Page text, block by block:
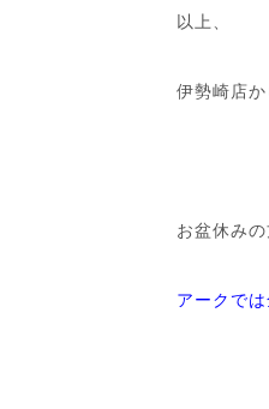
以上、
伊勢崎店か
お盆休み
アークで